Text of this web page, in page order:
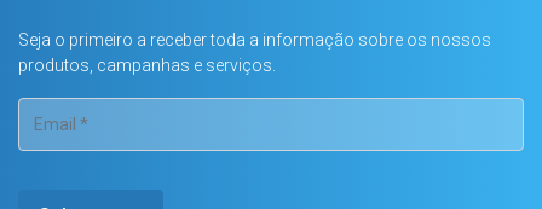
Seja o primeiro a receber toda a informação sobre os nossos
produtos, campanhas e serviços.